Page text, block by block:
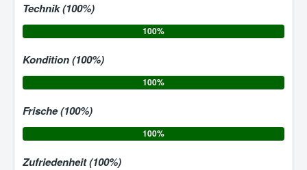
Technik (100%)
100%
Kondition (100%)
100%
Frische (100%)
100%
Zufriedenheit (100%)